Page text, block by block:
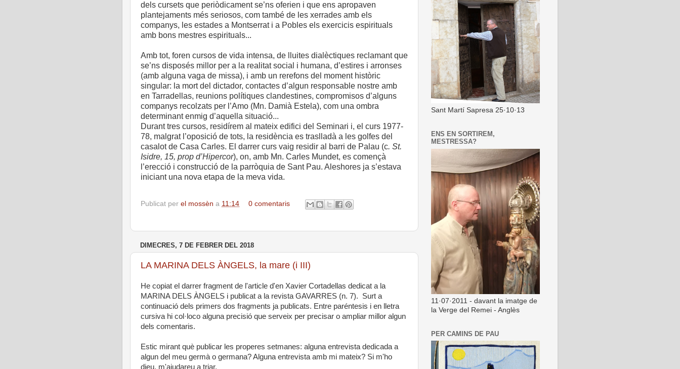
dels cursets que periòdicament se’ns oferien i que ens apropaven
plantejaments més seriosos, com també de les xerrades amb els
companys, les estades a Montserrat i a Pobles els exercicis espirituals
amb bons mestres espirituals...
Amb tot, foren cursos de vida intensa, de lluites dialèctiques reclamant que
se’ns disposés millor per a la realitat social i humana, d’estires i arronses
(amb alguna vaga de missa), i amb un rerefons del moment històric
singular: la mort del dictador, contactes d’algun responsable nostre amb
en Tarradellas, reunions polítiques clandestines, compromisos d’alguns
companys recolzats per l’Amo (Mn. Damià Estela), com una ombra
determinant enmig d’aquella situació...
Durant tres cursos, residírem al mateix edifici del Seminari i, el curs 1977-
78, malgrat l’oposició de tots, la residència es traslladà a les golfes del
casalot de Casa Carles. El darrer curs vaig residir al barri de Palau (c. St.
Isidre, 15, prop d’Hipercor), on, amb Mn. Carles Mundet, es començà
l’erecció i construcció de la parròquia de Sant Pau. Aleshores ja s’estava
iniciant una nova etapa de la meva vida.
Publicat per el mossèn a 11:14 0 comentaris
DIMECRES, 7 DE FEBRER DEL 2018
LA MARINA DELS ÀNGELS, la mare (i III)
He copiat el darrer fragment de l'article d'en Xavier Cortadellas dedicat a la
MARINA DELS ÀNGELS i publicat a la revista GAVARRES (n. 7). Surt a
continuació dels primers dos fragments ja publicats. Entre paréntesis i en lletra
cursiva hi col·loco alguna precisió que serveix per precisar o ampliar millor algun
dels comentaris.
Estic mirant què publicar les properes setmanes: alguna entrevista dedicada a
algun del meu germà o germana? Alguna entrevista amb mi mateix? Si m'ho
dieu, m'ajudareu a triar.
Sant Martí Sapresa 25·10·13
ENS EN SORTIREM,
MESTRESSA?
11·07·2011 - davant la imatge de
la Verge del Remei - Anglès
PER CAMINS DE PAU